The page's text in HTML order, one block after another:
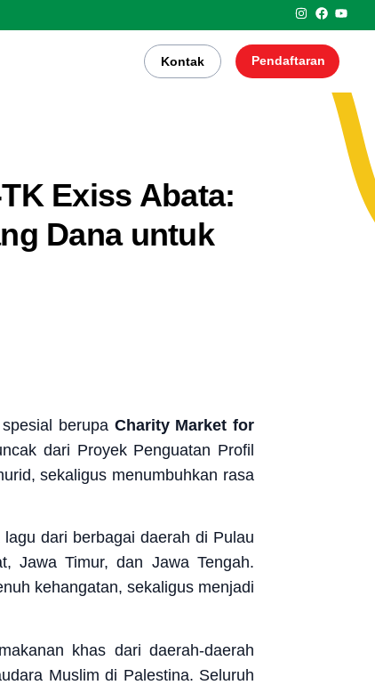
Kontak Pendaftaran
Exiss Abata:
Dana untuk
berupa Charity Market for
dari Proyek Penguatan Profil
sekaligus menumbuhkan rasa
dari berbagai daerah di Pulau
Jawa Timur, dan Jawa Tengah.
kehangatan, sekaligus menjadi
khas dari daerah-daerah
Muslim di Palestina. Seluruh